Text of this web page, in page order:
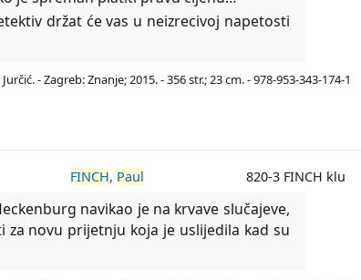
držat će vas u neizrecivoj napetosti
- Zagreb: Znanje; 2015. - 356 str.; 23 cm. - 978-953-343-174-1
FINCH, Paul 820-3 FINCH klu
navikao je na krvave slučajeve,
novu prijetnju koja je uslijedila kad su